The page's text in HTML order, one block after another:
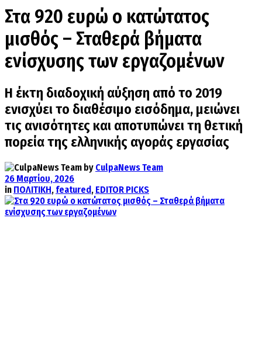
Στα 920 ευρώ ο κατώτατος
μισθός – Σταθερά βήματα
ενίσχυσης των εργαζομένων
Η έκτη διαδοχική αύξηση από το 2019
ενισχύει το διαθέσιμο εισόδημα, μειώνει
τις ανισότητες και αποτυπώνει τη θετική
πορεία της ελληνικής αγοράς εργασίας
by CulpaNews Team
26 Μαρτίου, 2026
in ΠΟΛΙΤΙΚΗ, featured, EDITOR PICKS